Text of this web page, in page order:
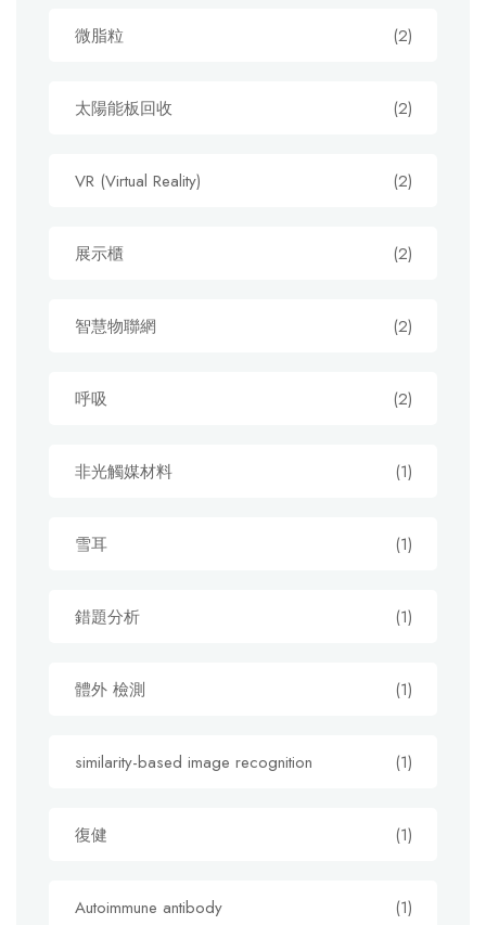
微脂粒 (2)
太陽能板回收 (2)
VR (Virtual Reality) (2)
展示櫃 (2)
智慧物聯網 (2)
呼吸 (2)
非光觸媒材料 (1)
雪耳 (1)
錯題分析 (1)
體外 檢測 (1)
similarity-based image recognition (1)
復健 (1)
Autoimmune antibody (1)